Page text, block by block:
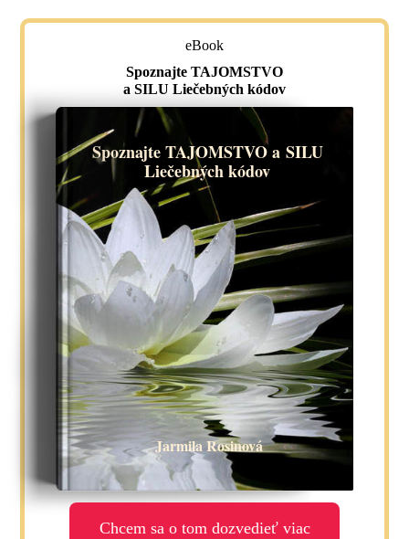
eBook
Spoznajte TAJOMSTVO
a SILU Liečebných kódov
Spoznajte TAJOMSTVO a SILU
Liečebných kódov
Jarmila Rosinová
Chcem sa o tom dozvedieť viac